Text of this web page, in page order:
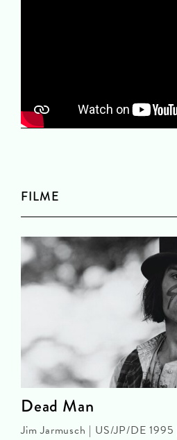
FILME
Dead Man
Jim Jarmusch | US/JP/DE 1995